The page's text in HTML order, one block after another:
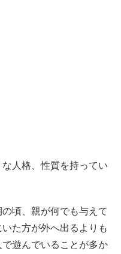
人格、性質を持ってい
頃、親が何でも与えて
た方が外へ出るよりも
遊んでいることが多か